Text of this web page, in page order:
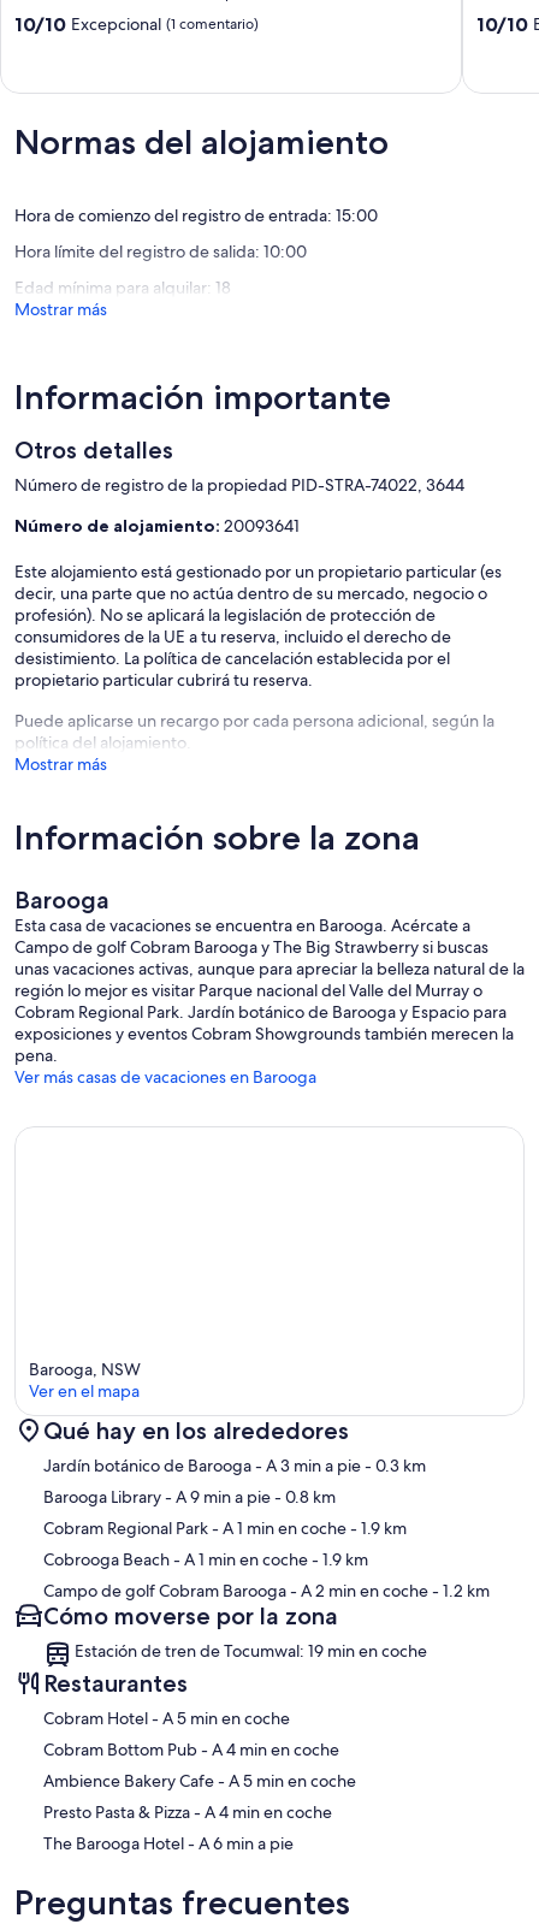
Tiny
10.0
10/10 Excepcional (1 comentario)
10.0
10/10
Normas del alojamiento
Hora de comienzo del registro de entrada: 15:00
Hora límite del registro de salida: 10:00
Edad mínima para alquilar: 18
Mostrar más
Información importante
Otros detalles
Número de registro de la propiedad PID-STRA-74022, 3644
Número de alojamiento: 20093641
Este alojamiento está gestionado por un propietario particular (es
decir, una parte que no actúa dentro de su mercado, negocio o
profesión). No se aplicará la legislación de protección de
consumidores de la UE a tu reserva, incluido el derecho de
desistimiento. La política de cancelación establecida por el
propietario particular cubrirá tu reserva.
Puede aplicarse un recargo por cada persona adicional, según la
política del alojamiento.
Mostrar más
Información sobre la zona
Barooga
Esta casa de vacaciones se encuentra en Barooga. Acércate a
Campo de golf Cobram Barooga y The Big Strawberry si buscas
unas vacaciones activas, aunque para apreciar la belleza natural de la
región lo mejor es visitar Parque nacional del Valle del Murray o
Cobram Regional Park. Jardín botánico de Barooga y Espacio para
exposiciones y eventos Cobram Showgrounds también merecen la
pena.
Ver más casas de vacaciones en Barooga
Mapa
Barooga, NSW
Ver en el mapa
Qué hay en los alrededores
Jardín botánico de Barooga- A 3 min a pie- 0.3 km
Barooga Library- A 9 min a pie- 0.8 km
Cobram Regional Park- A 1 min en coche- 1.9 km
Cobrooga Beach- A 1 min en coche- 1.9 km
Campo de golf Cobram Barooga- A 2 min en coche- 1.2 km
Cómo moverse por la zona
Estación de tren de Tocumwal: 19 min en coche
Restaurantes
‪Cobram Hotel - ‬A 5 min en coche
‪Cobram Bottom Pub - ‬A 4 min en coche
‪Ambience Bakery Cafe - ‬A 5 min en coche
‪Presto Pasta & Pizza - ‬A 4 min en coche
‪The Barooga Hotel - ‬A 6 min a pie
Preguntas frecuentes